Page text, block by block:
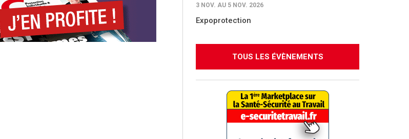
3 NOV. AU 5 NOV. 2026
Expoprotection
TOUS LES ÉVÈNEMENTS